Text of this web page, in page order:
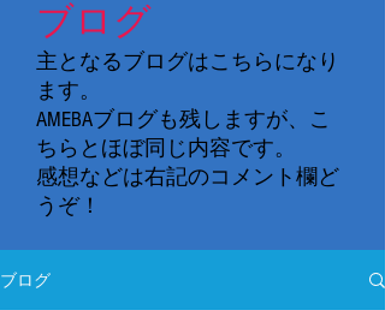
ブログ
主となるブログはこちらになり
ます。
AMEBAブログも残しますが、こ
ちらとほぼ同じ内容です。
感想などは右記のコメント欄ど
うぞ！
ブログ